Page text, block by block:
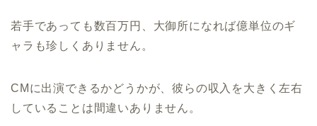
若手であっても数百万円、大御所になれば億単位のギ
ャラも珍しくありません。
CMに出演できるかどうかが、彼らの収入を大きく左右
していることは間違いありません。